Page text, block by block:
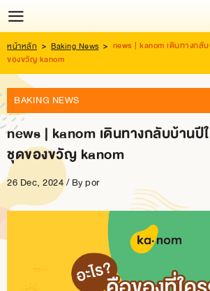
Login
Register
HOME
NEWS
UPDATE
ABOUT
US
หน้าหลัก > Baking News > news | kanom เดินทางก
ของขวัญ kanom
BAKING NEWS
news | kanom เดินทางกลับบ้าน
ชุดของขวัญ kanom
26 Dec, 2024 / Bypor